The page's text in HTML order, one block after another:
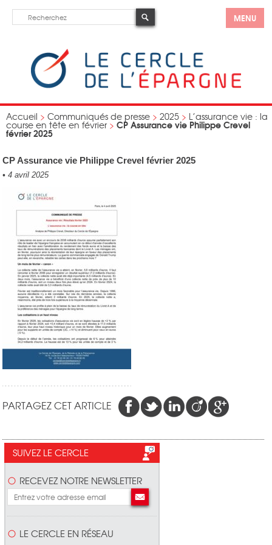
MENU
Accueil > Communiqués de presse > 2025 > L’assurance vie : la
course en tête en février > CP Assurance vie Philippe Crevel
février 2025
CP Assurance vie Philippe Crevel février 2025
• 4 avril 2025
PARTAGEZ CET ARTICLE
SUIVEZ LE CERCLE
RECEVEZ NOTRE NEWSLETTER
LE CERCLE EN RÉSEAU